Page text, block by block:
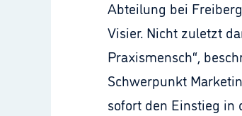
Abteilung bei
Visier. Nicht zuletzt
Praxismensch“,
Schwerpunkt
sofort den Einstieg in